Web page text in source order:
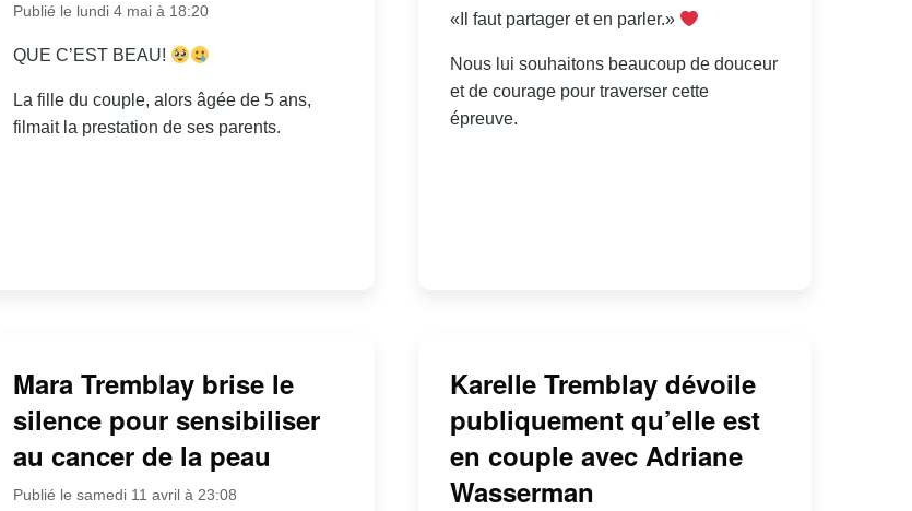
Publié le lundi 4 mai à 18:20
QUE C’EST BEAU!
La fille du couple, alors âgée de 5 ans,
filmait la prestation de ses parents.
«Il faut partager et en parler.»
Nous lui souhaitons beaucoup de douceur
et de courage pour traverser cette
épreuve.
Mara Tremblay brise le
silence pour sensibiliser
au cancer de la peau
Publié le samedi 11 avril à 23:08
Karelle Tremblay dévoile
publiquement qu’elle est
en couple avec Adriane
Wasserman